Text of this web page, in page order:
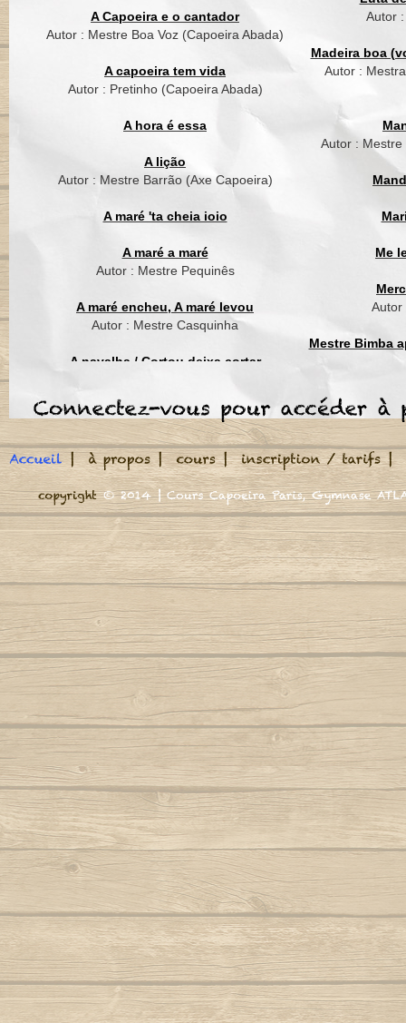
A Capoeira e o cantador
Autor : Mestre Boa Voz (Capoeira Abada)
A capoeira tem vida
Autor : Pretinho (Capoeira Abada)
A hora é essa
A lição
Autor : Mestre Barrão (Axe Capoeira)
A maré 'ta cheia ioio
A maré a maré
Autor : Mestre Pequinês
A maré encheu, A maré levou
Autor : Mestre Casquinha
A navalha / Cortou deixa cortar
A roda jà começou
A volta do mundo, é como a maré
Adeus adeus (Boa viagem)
Autor : Mestre Marrom
Africa se uniu
Autor : Mestre Jogo De Dentro
Aidé, negra africana
Autor : Professor Marquinho Coreba
(Capoeira Gerais)
Além-mar
Autor : Graduado Voador (Capoeira Nagô)
Aqui na minha casa
Armas brancas (Tiririca e Tucum e
Navalha)
Autor : Macaco Preto (Abada)
Aruandê (zumbi foi guerreiro)
Bahia de outrora
Autor : Mestre Mão Branca (Capoeira
Gerais)
Autor
Madeira boa
Autor :
Autor :
Me
Autor
Mestre Bimba
Meu
Autor : CM
Nega
Nego
Autor : Mestre
Autor :
O
Autor : Mestre
O negro,
Autor : Cobra
Com cabeçadas e
Sem pandeiro e
Assim jogava
Como Manduca não
É Manduca da Praia
É Manduca da Praia